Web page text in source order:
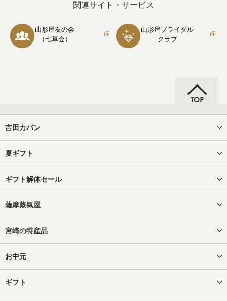
関連サイト・サービス
山形屋友の会
（七草会）
山形屋ブライダル
クラブ
吉田カバン
夏ギフト
ギフト解体セール
薩摩蒸氣屋
宮崎の特産品
お中元
ギフト